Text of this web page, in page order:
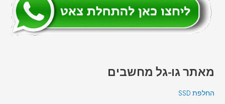
מאתר גו-גל מחשבים
החלפת SSD